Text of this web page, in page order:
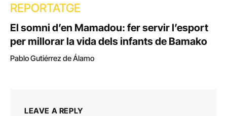
REPORTATGE
El somni d’en Mamadou: fer servir l’esport
per millorar la vida dels infants de Bamako
Pablo Gutiérrez de Álamo
LEAVE A REPLY